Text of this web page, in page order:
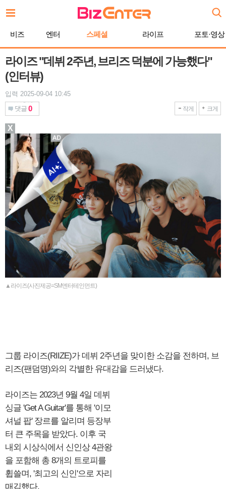
문
비즈 엔터 스페셜 라이프 포토·영상
라이즈 "데뷔 2주년, 브리즈 덕분에 가능했다"
(인터뷰)
입력 2025-09-04 10:45
댓글 0 작게 크게
▲라이즈(사진제공=SM엔터테인먼트)
그룹 라이즈(RIIZE)가 데뷔 2주년을 맞이한 소감을 전하며, 브
리즈(팬덤명)와의 각별한 유대감을 드러냈다.
라이즈는 2023년 9월 4일 데뷔
싱글 'Get A Guitar'를 통해 '이모
셔널 팝' 장르를 알리며 등장부
터 큰 주목을 받았다. 이후 국
내외 시상식에서 신인상 4관왕
을 포함해 총 8개의 트로피를
휩쓸며, '최고의 신인'으로 자리
매김했다.
X